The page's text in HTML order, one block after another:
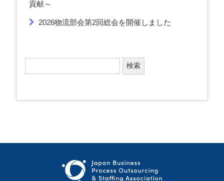
貢献～
2026物流部会第2回総会を開催しました
索